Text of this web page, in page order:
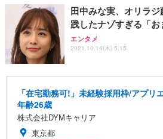
田中みな実、オリラ
践したナゾすぎる「
エンタメ
2021.10.14(木) 5:15
「在宅勤務可!」未経験採用枠/アプリ
年齢26歳
株式会社DYMキャリア
東京都